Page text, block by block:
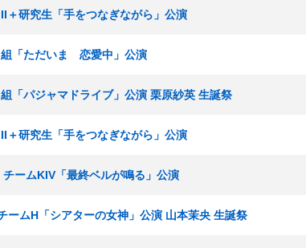
＋研究生「手をつなぎながら」公演
「ただいま 恋愛中」公演
「パジャマドライブ」公演 栗原紗英 生誕祭
＋研究生「手をつなぎながら」公演
ームKIV「最終ベルが鳴る」公演
ームH「シアターの女神」公演 山本茉央 生誕祭